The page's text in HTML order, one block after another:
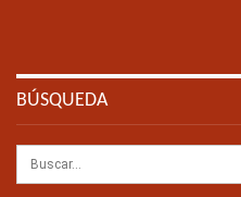
BÚSQUEDA